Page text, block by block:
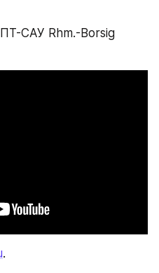
САУ Rhm.-Borsig
.